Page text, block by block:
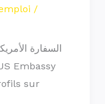
/
السفارة
Embassy
sur